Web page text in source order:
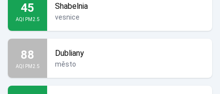
45
AQI PM2.5
Shabelnia
vesnice
88
AQI PM2.5
Dubliany
město